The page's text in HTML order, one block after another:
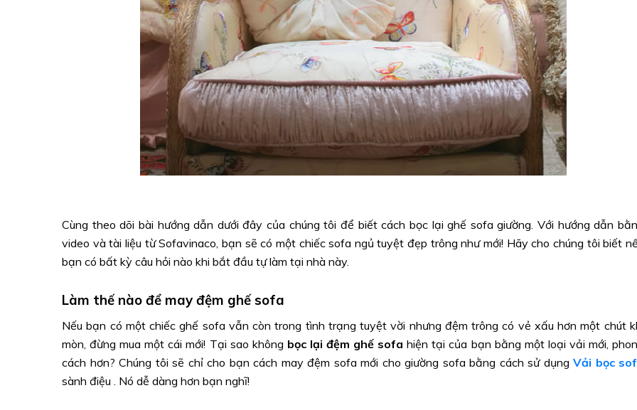
Cùng theo dõi bài hướng dẫn dưới đây của chúng tôi để biết cách bọc lại ghế sofa giường. Với hướng dẫn
video và tài liệu từ Sofavinaco, bạn sẽ có một chiếc sofa ngủ tuyệt đẹp trông như mới! Hãy cho chúng tôi biết
bạn có bất kỳ câu hỏi nào khi bắt đầu tự làm tại nhà này.
Làm thế nào để may đệm ghế sofa
Nếu bạn có một chiếc ghế sofa vẫn còn trong tình trạng tuyệt vời nhưng đệm trông có vẻ xấu hơn một chút
mòn, đừng mua một cái mới! Tại sao không bọc lại đệm ghế sofa hiện tại của bạn bằng một loại vải mới,
cách hơn? Chúng tôi sẽ chỉ cho bạn cách may đệm sofa mới cho giường sofa bằng cách sử dụng Vải bọc
sành điệu . Nó dễ dàng hơn bạn nghĩ!